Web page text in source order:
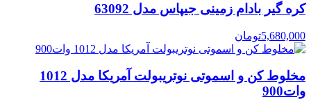
کره گیر بادام زمینی جیپاس مدل 63092
5,680,000تومان
مخلوط کن و اسموتی نوتریبولت آمریکا مدل 1012
وات900